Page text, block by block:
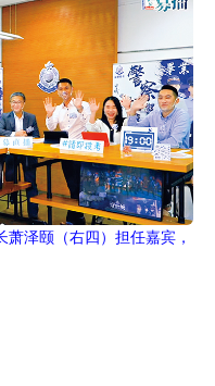
泽颐（右四）担任嘉宾，